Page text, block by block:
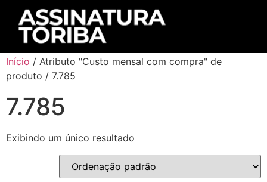
Início / Atributo "Custo mensal com compra" de
produto / 7.785
7.785
Exibindo um único resultado